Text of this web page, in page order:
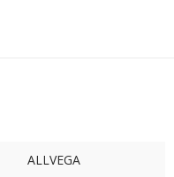
ALLVEGA